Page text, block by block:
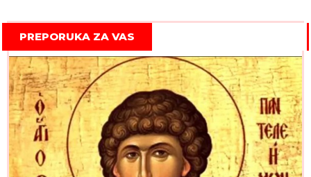
PREPORUKA ZA VAS